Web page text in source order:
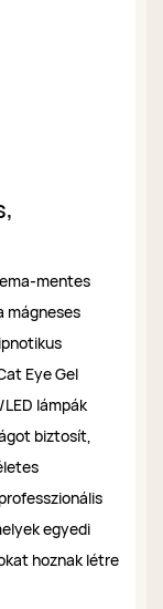
mentes
mágneses
Eye Gel
lámpák
biztosít,
egyedi
hoznak létre